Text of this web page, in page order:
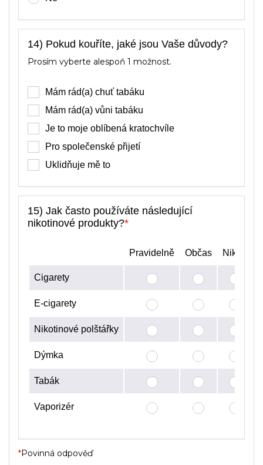
14) Pokud kouříte, jaké jsou Vaše důvody?
Prosím vyberte alespoň 1 možnost.
Mám rád(a) chuť tabáku
Mám rád(a) vůni tabáku
Je to moje oblíbená kratochvíle
Pro společenské přijetí
Uklidňuje mě to
15) Jak často používáte následující
nikotinové produkty?*
Pravidelně Občas Nikdy
Cigarety
E-cigarety
Nikotinové polštářky
Dýmka
Tabák
Vaporizér
*Povinná odpověď